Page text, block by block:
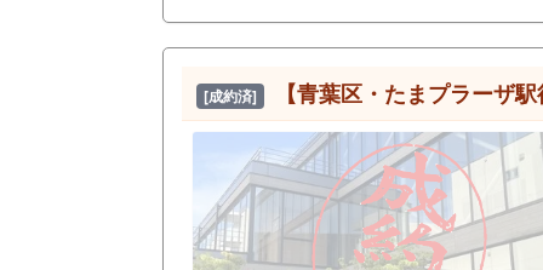
あります。 特に麺業態は厨房まわりの設
大きすぎず、小さすぎないサイズ
ーメン、つけ麺、まぜそば、油そ
ると、ファミリー層や近隣住民の日常
は、昼夜で異なる需要を狙える点
近隣住民の夕食需要を想定できま
く営業計画が現実的です。 深夜に依存し
は、「青葉台でわざわざ選ばれる
[成約済] 【青葉区・たまプラーザ